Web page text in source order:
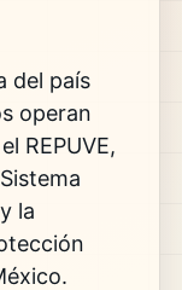
del país
operan
REPUVE,
la